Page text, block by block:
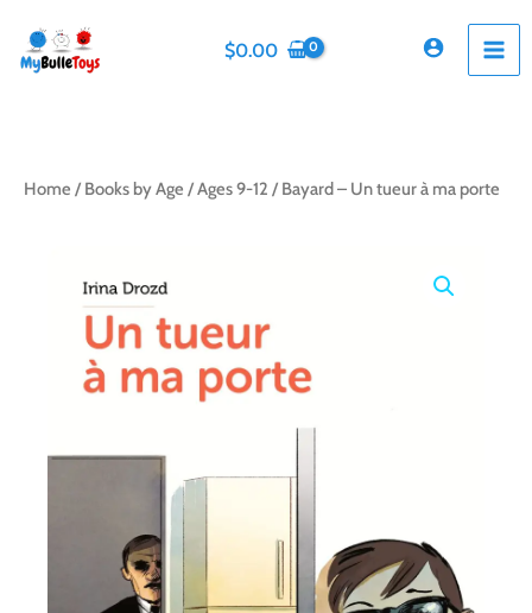
content
$0.00
Home / Books by Age /Ages 9-12 / Bayard – Un tueur à ma porte